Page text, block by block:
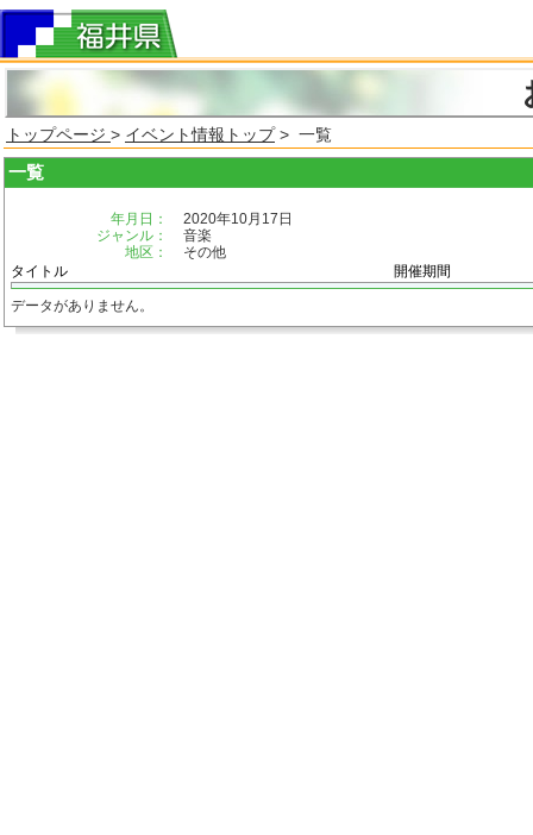
トップページ > イベント情報トップ> 一覧
一覧
年月日：
2020年10月17日
ジャンル：
音楽
地区：
その他
タイトル
開催期間
データがありません。